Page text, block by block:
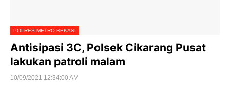
POLRES METRO BEKASI
Antisipasi 3C, Polsek Cikarang Pusat
lakukan patroli malam
10/09/2021 12:34:00 AM